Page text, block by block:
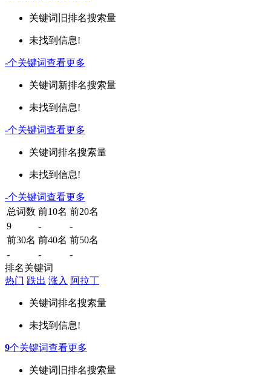
关键词 旧排名搜索量
未找到信息!
-个关键词查看更多
关键词新排名搜索量
未找到信息!
-个关键词查看更多
关键词排名搜索量
未找到信息!
-个关键词查看更多
总词数 前10名 前20名
9
-
-
前30名 前40名 前50名
-
-
-
排名关键词
热门 跌出 涨入 阿拉丁
关键词排名搜索量
未找到信息!
9个关键词查看更多
关键词 旧排名搜索量